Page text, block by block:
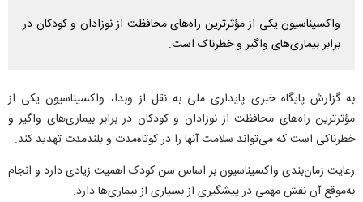
واکسیناسیون یکی از مؤثرترین راه‌های محافظت از نوزادان و کودکان در
برابر بیماری‌های واگیر و خطرناک است.
به گزارش پایگاه خبری پایداری ملی به نقل از وبدا، واکسیناسیون یکی از
مؤثرترین راه‌های محافظت از نوزادان و کودکان در برابر بیماری‌های واگیر و
خطرناکی است که می‌تواند سلامت آنها را در کوتاه‌مدت و بلندمدت تهدید کند.
رعایت زمان‌بندی واکسیناسیون بر اساس سن کودک اهمیت زیادی دارد و انجام
به‌موقع آن نقش مهمی در پیشگیری از بسیاری از بیماری‌ها دارد.